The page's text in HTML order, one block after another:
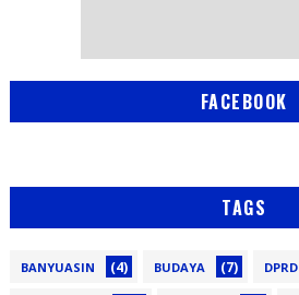
FACEBOOK
TAGS
BANYUASIN (4) BUDAYA (7) DPRD